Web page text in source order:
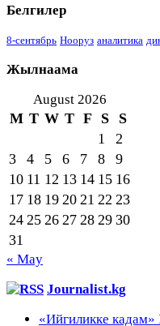
Белгилер
8-сентябрь Нооруз аналитика
Жылнаама
August 2026
M T W T F S
S
1
2
3
4 5 6 7 8
9
10 11 12 13 14 15 16
17 18 19 20 21 22 23
24 25 26 27 28 29 30
31
« May
Journalist.kg
«Ийгиликке